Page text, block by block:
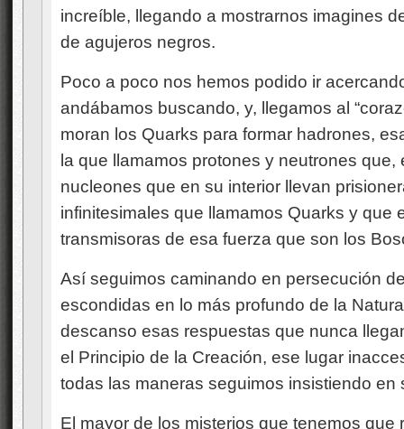
increíble, llegando a mostrarnos imagines
de agujeros negros.
Poco a poco nos hemos podido ir
andábamos buscando, y, llegamos al
moran los Quarks para formar hadrones,
la que llamamos protones y neutrones
nucleones que en su interior llevan
infinitesimales que llamamos Quarks y que
transmisoras de esa fuerza que son los
Así seguimos caminando en persecución
escondidas en lo más profundo de la
descanso esas respuestas que nunca
el Principio de la Creación, ese lugar
todas las maneras seguimos insistiendo en
El mayor de los misterios que tenemos que